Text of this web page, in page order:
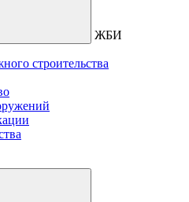
ЖБИ
строительства